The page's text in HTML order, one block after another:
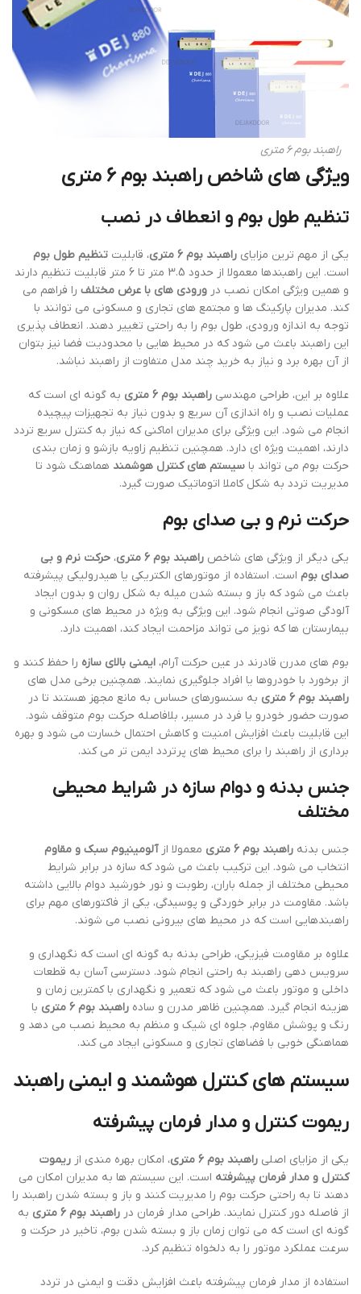
راهبند بوم 6 متری
ویژگی های شاخص راهبند بوم 6 متری
تنظیم طول بوم و انعطاف در نصب
یکی از مهم ترین مزایای راهبند بوم 6 متری ، قابلیت تنظیم طول بوم
است. این راهبندها معمولا از حدود 3.5 متر تا 6 متر قابلیت تنظیم دارند
و همین ویژگی امکان نصب در ورودی های با عرض مختلف را فراهم می
کند. مدیران پارکینگ ها و مجتمع های تجاری و مسکونی می توانند با
توجه به اندازه ورودی، طول بوم را به راحتی تغییر دهند. انعطاف پذیری
این راهبند باعث می شود که در محیط هایی با محدودیت فضا نیز بتوان
از آن بهره برد و نیاز به خرید چند مدل متفاوت از راهبند نباشد.
علاوه بر این، طراحی مهندسی راهبند بوم 6 متری
به گونه ای است که
عملیات نصب و راه اندازی آن سریع و بدون نیاز به تجهیزات پیچیده
انجام می شود. این ویژگی برای مدیران اماکنی که نیاز به کنترل سریع تردد
دارند، اهمیت ویژه ای دارد. همچنین تنظیم زاویه بازشو و زمان بندی
حرکت بوم می تواند با سیستم های کنترل هوشمند هماهنگ شود تا
مدیریت تردد به شکل کاملا اتوماتیک صورت گیرد.
حرکت نرم و بی صدای بوم
یکی دیگر از ویژگی های شاخص راهبند بوم 6 متری ، حرکت نرم و بی
صدای بوم است. استفاده از موتورهای الکتریکی یا هیدرولیکی پیشرفته
باعث می شود که باز و بسته شدن میله به شکل روان و بدون ایجاد
آلودگی صوتی انجام شود. این ویژگی به ویژه در محیط های مسکونی و
بیمارستان ها که نویز می تواند مزاحمت ایجاد کند، اهمیت دارد.
بوم های مدرن قادرند در عین حرکت آرام، ایمنی بالای سازه را حفظ کنند و
از برخورد با خودروها یا افراد جلوگیری نمایند. همچنین برخی مدل های
راهبند بوم 6 متری
به سنسورهای حساس به مانع مجهز هستند تا در
صورت حضور خودرو یا فرد در مسیر، بلافاصله حرکت بوم متوقف شود.
این قابلیت باعث افزایش امنیت و کاهش احتمال خسارت می شود و بهره
برداری از راهبند را برای محیط های پرتردد ایمن تر می کند.
جنس بدنه و دوام سازه در شرایط محیطی
مختلف
جنس بدنه راهبند بوم 6 متری معمولا ازآلومینیوم سبک و مقاوم
انتخاب می شود. این ترکیب باعث می شود که سازه در برابر شرایط
محیطی مختلف از جمله باران، رطوبت و نور خورشید دوام بالایی داشته
باشد. مقاومت در برابر خوردگی و پوسیدگی، یکی از فاکتورهای مهم برای
راهبندهایی است که در محیط های بیرونی نصب می شوند.
علاوه بر مقاومت فیزیکی، طراحی بدنه به گونه ای است که نگهداری و
سرویس دهی راهبند به راحتی انجام شود. دسترسی آسان به قطعات
داخلی و موتور باعث می شود که تعمیر و نگهداری با کمترین زمان و
هزینه انجام گیرد. همچنین ظاهر مدرن و ساده راهبند بوم 6 متری
با
رنگ و پوشش مقاوم، جلوه ای شیک و منظم به محیط نصب می دهد و
هماهنگی خوبی با فضاهای تجاری و مسکونی ایجاد می کند.
سیستم های کنترل هوشمند و ایمنی راهبند
ریموت کنترل و مدار فرمان پیشرفته
یکی از مزایای اصلی راهبند بوم 6 متری ، امکان بهره مندی از ریموت
کنترل و مدار فرمان پیشرفته است. این سیستم ها به مدیران امکان می
دهند تا به راحتی حرکت بوم را مدیریت کنند و باز و بسته شدن راهبند را
از فاصله دور کنترل نمایند. طراحی مدار فرمان در راهبند بوم 6 متری
به
گونه ای است که می توان زمان باز و بسته شدن بوم، تاخیر در حرکت و
سرعت عملکرد موتور را به دلخواه تنظیم کرد.
استفاده از مدار فرمان پیشرفته باعث افزایش دقت و ایمنی در تردد